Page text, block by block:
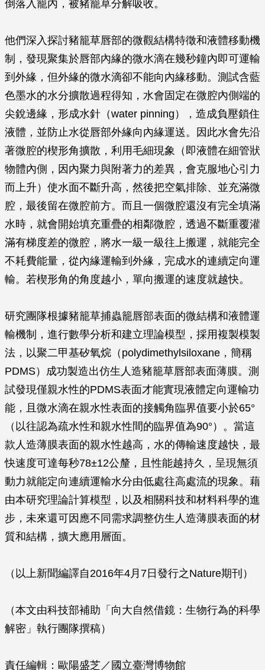
倒落入籠內，被豬籠草分解吸收。
他們深入探討豬籠草唇部的微觀結構特徵和液體移動機
制，發現聚集於唇部內緣的微水滴在幾秒鐘內即可運輸
到外緣，但外緣的微水滴卻不能向內緣移動。測試含藍
色墨水的水分擴散過程得知，水會固定在微腔內側端的
尖銳邊緣，形成水針（water pinning），造成負壓鎖住
液體，並防止水從唇部外緣向內緣運送。因此水會先沿
著微腔的楔形角擴散，利用毛細現象（即液體在細管狀
物體內側，因內聚力與附著力的差異，會克服地心引力
而上升）使水面不斷升高，然後把空氣排除、並充滿微
腔，最後留在微腔前方。而且一個微腔還沒有完全填滿
水時，就會開始填充重疊的相鄰微腔，透過不斷重覆灌
滿有梯度差的微腔，將水一級一級往上搬運，就能完全
不耗費能量，從內緣運輸到外緣，完成水的連續定向運
輸。若楔形角的角度越小，單向搬運的速度就越快。
研究團隊根據豬籠草捕蟲籠唇部表面的微結構和液體運
輸機制，進行數學分析和建立理論模型，採用複製模製
法，以聚二甲基矽氧烷（polydimethylsiloxane，簡稱
PDMS）成功製造出仿生人造豬籠草唇部表面薄膜。測
試發現僅親水性的PDMS表面才能實現液體定向運輸功
能，且微水滴在親水性表面的接觸角臨界值要小於65°
（以往認為疏水性和親水性間的臨界值為90°）。當這
款人造薄膜表面的親水性越高，水的傳輸速度越快，最
快速度可達每秒78±12公釐，且性能越持久，呈現無須
動力就能定向連續運輸水分由低處往高處流的現象。藉
由本研究理論計算模型，以及相關科技和材料科學的進
步，未來還可因應不同需求調整仿生人造薄膜表面的材
質和結構，擴大應用層面。
（以上新聞編譯自2016年4月7日發行之Nature期刊）
（本文由科技部補助「向大自然借鏡：生物行為的科學
解密」執行團隊撰稿）
責任編輯：歐陽盛芝／國立臺灣博物館